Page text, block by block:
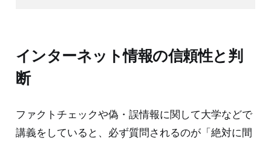
インターネット情報の信頼性と判
断
ファクトチェックや偽・誤情報に関して大学などで
講義をしていると、必ず質問されるのが「絶対に間